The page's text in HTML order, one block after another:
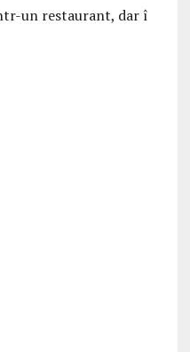
un restaurant, dar î